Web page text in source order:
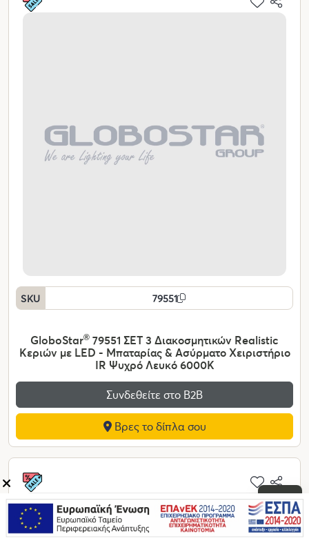
SKU 79551
GloboStar® 79551 ΣΕΤ 3 Διακοσμητικών Realistic
Κεριών με LED - Μπαταρίας & Ασύρματο Χειριστήριο
IR Ψυχρό Λευκό 6000K
Συνδεθείτε στο Β2Β
Βρες το δίπλα σου